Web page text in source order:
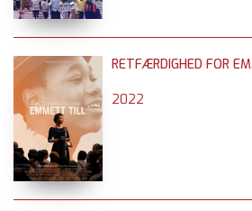
RETFÆRDIGHED FOR
2022